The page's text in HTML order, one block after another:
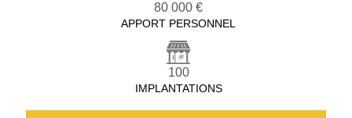
80 000 €
APPORT PERSONNEL
100
IMPLANTATIONS